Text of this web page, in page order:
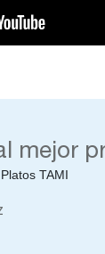
mejor